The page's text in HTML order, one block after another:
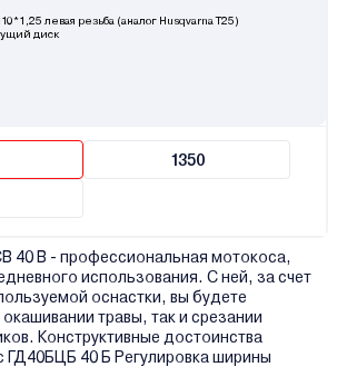
левая резьба (аналог Husqvarna T25)
диск
1350
40 B - профессиональная мотокоса,
использования. С ней, за счет
оснастки, вы будете
травы, так и срезании
Конструктивные достоинства
ГД40БЦБ 40 Б Регулировка ширины